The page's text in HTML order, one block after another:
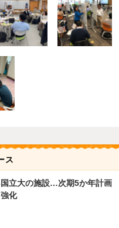
ス
立大の施設…次期5か年計画
化